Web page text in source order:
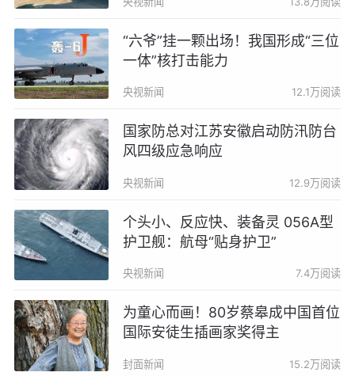
“六爷”挂一颗出场！我国形成“三位
一体”核打击能力
央视新闻 12.1万阅读
国家防总对江苏安徽启动防汛防台
风四级应急响应
央视新闻 12.9万阅读
个头小、反应快、装备灵 056A型
护卫舰：航母“贴身护卫”
央视新闻 7.4万阅读
为童心而画！80岁蔡皋成中国首位
国际安徒生插画家奖得主
封面新闻 15.2万阅读